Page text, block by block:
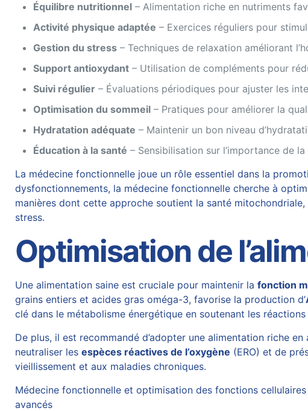
Équilibre nutritionnel – Alimentation riche en nutriments
Activité physique adaptée – Exercices réguliers pour
Gestion du stress – Techniques de relaxation améliorant
Support antioxydant – Utilisation de compléments pour
Suivi régulier – Évaluations périodiques pour ajuster les
Optimisation du sommeil – Pratiques pour améliorer la
Hydratation adéquate – Maintenir un bon niveau
Éducation à la santé – Sensibilisation sur l’importance de
La médecine fonctionnelle joue un rôle essentiel dans la
dysfonctionnements, la médecine fonctionnelle cherche à
manières dont cette approche soutient la santé
stress.
Optimisation de
Une alimentation saine est cruciale pour maintenir lafonction
grains entiers et acides gras oméga-3, favorise la production d’
clé dans le métabolisme énergétique en soutenant les
De plus, il est recommandé d’adopter une alimentation riche
neutraliser lesespèces réactives de l’oxygène (ERO) et de
vieillissement et aux maladies chroniques.
Médecine fonctionnelle et optimisation des fonctions
avancés